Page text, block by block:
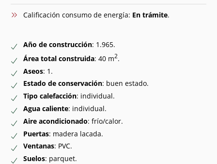
Calificación consumo de energía: En trámite.
Año de construcción: 1.965.
Área total construida: 40 m2.
Aseos: 1.
Estado de conservación: buen estado.
Tipo calefacción: individual.
Agua caliente: individual.
Aire acondicionado: frío/calor.
Puertas: madera lacada.
Ventanas: PVC.
Suelos: parquet.